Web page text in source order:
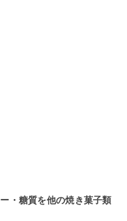
・糖質を他の焼き菓子類